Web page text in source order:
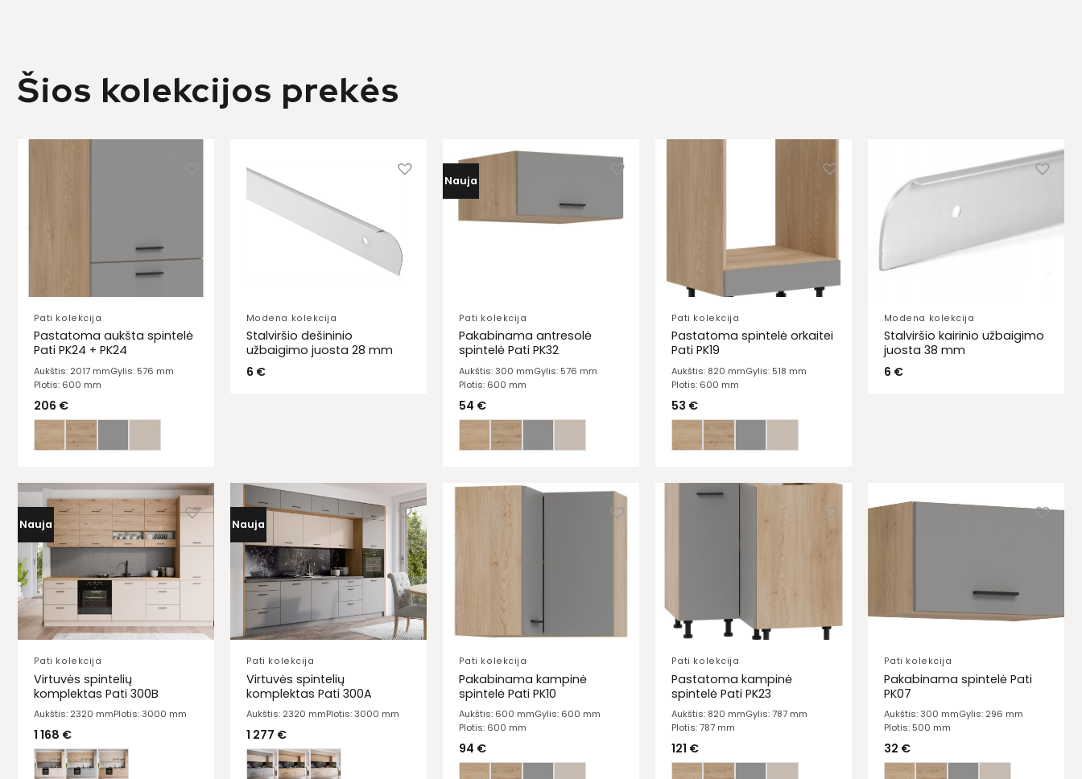
Šios kolekcijos prekės
Pati kolekcija
Pastatoma aukšta spintelė
Pati PK24 + PK24
Aukštis: 2017 mmGylis: 576 mm
Plotis: 600 mm
206 €
Modena kolekcija
Stalviršio dešininio
užbaigimo juosta 28 mm
6 €
Nauja
Pati kolekcija
Pakabinama antresolė
spintelė Pati PK32
Aukštis: 300 mmGylis: 576 mm
Plotis: 600 mm
54 €
Pati kolekcija
Pastatoma spintelė orkaitei
Pati PK19
Aukštis: 820 mmGylis: 518 mm
Plotis: 600 mm
53 €
Modena kolekcija
Stalviršio kairinio užbaigimo
juosta 38 mm
6 €
Nauja
Pati kolekcija
Virtuvės spintelių
komplektas Pati 300B
Aukštis: 2320 mmPlotis: 3000 mm
1 168 €
Nauja
Pati kolekcija
Virtuvės spintelių
komplektas Pati 300A
Aukštis: 2320 mmPlotis: 3000 mm
1 277 €
Pati kolekcija
Pakabinama kampinė
spintelė Pati PK10
Aukštis: 600 mmGylis: 600 mm
Plotis: 600 mm
94 €
Pati kolekcija
Pastatoma kampinė
spintelė Pati PK23
Aukštis: 820 mmGylis: 787 mm
Plotis: 787 mm
121 €
Pati kolekcija
Pakabinama spintelė Pati
PK07
Aukštis: 300 mmGylis: 296 mm
Plotis: 500 mm
32 €